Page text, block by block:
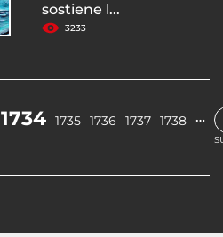
sostiene l...
3233
1734 1735 1736 1737 1738 …